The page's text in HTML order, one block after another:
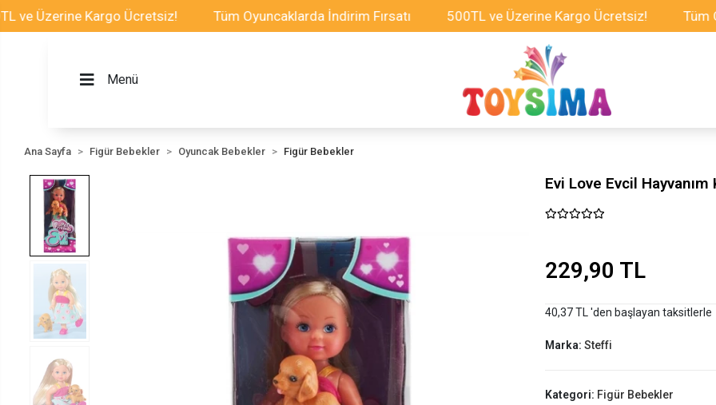
Üzerine Kargo Ücretsiz! Tüm Oyuncaklarda İndirim Fırsatı 500TL ve Üzerine Kargo Ücretsiz! Tüm
Menü
Ana Sayfa Figür Bebekler Oyuncak Bebekler Figür Bebekler
Evi Love Evcil Hayvanım
229,90 TL
40,37 TL 'den başlayan taksitlerle
Marka: Steffi
Kategori: Figür Bebekler